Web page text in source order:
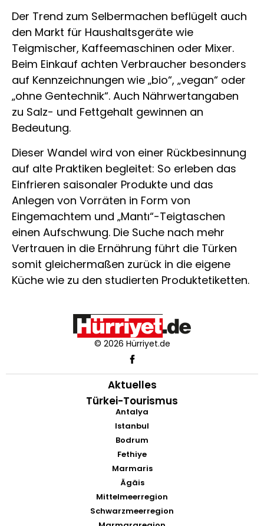
Der Trend zum Selbermachen beflügelt auch
den Markt für Haushaltsgeräte wie
Teigmischer, Kaffeemaschinen oder Mixer.
Beim Einkauf achten Verbraucher besonders
auf Kennzeichnungen wie „bio“, „vegan“ oder
„ohne Gentechnik“. Auch Nährwertangaben
zu Salz- und Fettgehalt gewinnen an
Bedeutung.
Dieser Wandel wird von einer Rückbesinnung
auf alte Praktiken begleitet: So erleben das
Einfrieren saisonaler Produkte und das
Anlegen von Vorräten in Form von
Eingemachtem und „Mantı“-Teigtaschen
einen Aufschwung. Die Suche nach mehr
Vertrauen in die Ernährung führt die Türken
somit gleichermaßen zurück in die eigene
Küche wie zu den studierten Produktetiketten.
© 2026 Hürriyet.de
Aktuelles
Türkei-Tourismus
Antalya
Istanbul
Bodrum
Fethiye
Marmaris
Ägäis
Mittelmeerregion
Schwarzmeerregion